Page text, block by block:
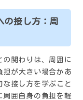
の接し方：周
関わりは、周囲に
担が大きい場合があ
な接し方を学ぶこと
周囲自身の負担を軽